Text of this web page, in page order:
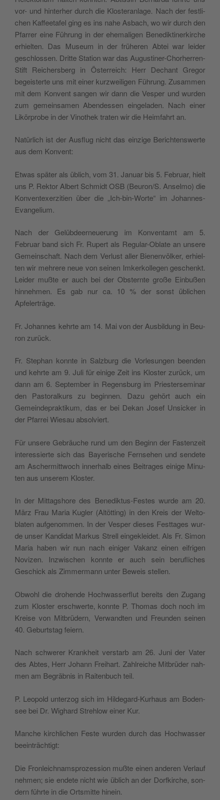
vor- und hin­te­rher durch die Klo­ste­ran­la­ge. Nach der festli­
chen Kaf­fee­ta­fel ging es ins nahe Asbach, wo wir durch den
Pfar­rer eine Füh­rung in der ehe­ma­li­gen Bene­dik­ti­ner­kir­che
erhiel­ten. Das Museum in der frü­he­ren Abtei war lei­der
geschlos­sen. Drit­te Sta­tion war das Augu­sti­ner-Cho­rher­ren-
Stift Rei­cher­sberg in Öster­reich: Herr Dechant Gre­gor
begei­ster­te uns mit einer kur­z­wei­li­gen Füh­rung. Zusam­men
mit dem Kon­vent san­gen wir dann die Vesper und wur­den
zum gemein­sa­men Aben­des­sen ein­ge­la­den. Nach einer
Likör­pro­be in der Vino­thek tra­ten wir die Heim­fahrt an.
Natür­lich ist der Ausflug nicht das ein­zi­ge Beri­ch­ten­swer­te
aus dem Konvent:
Etwas spä­ter als üblich, vom 31. Januar bis 5. Februar, hielt
uns P. Rek­tor Albert Sch­midt OSB (Beuron/S. Ansel­mo) die
Kon­ven­te­xer­zi­tien über die „Ich-bin-Wor­te“ im Johannes-
Evangelium.
Nach der Gelüb­deer­neue­rung im Kon­ven­tamt am 5.
Februar band sich Fr. Rupert als Regu­lar-Obla­te an unse­re
Gemein­schaft. Nach dem Ver­lu­st aller Bie­nen­völ­ker, erhiel­
ten wir meh­re­re neue von sei­nen Imker­kol­le­gen geschenkt.
Lei­der muß­te er auch bei der Obstern­te große Ein­bußen
hin­neh­men. Es gab nur ca. 10 % der son­st übli­chen
Apfelerträge.
Fr. Johan­nes kehr­te am 14. Mai von der Ausbil­dung in Beu­
ron zurück.
Fr. Ste­phan konn­te in Salz­burg die Vor­le­sun­gen been­den
und kehr­te am 9. Juli für eini­ge Zeit ins Klo­ster zurück, um
dann am 6. Sep­tem­ber in Regen­sburg im Prie­ster­se­mi­nar
den Pasto­ral­kurs zu begin­nen. Dazu gehört auch ein
Gemein­de­prak­ti­kum, das er bei Dekan Josef Unsic­ker in
der Pfar­rei Wie­sau absolviert.
Für unse­re Gebräu­che rund um den Beginn der Fasten­zeit
inte­res­sier­te sich das Baye­ri­sche Fern­se­hen und sen­de­te
am Ascher­mitt­woch inne­rhalb eines Bei­tra­ges eini­ge Minu­
ten aus unse­rem Kloster.
In der Mit­tag­sho­re des Bene­dik­tus-Festes wur­de am 20.
März Frau Maria Kugler (Altöt­ting) in den Kreis der Welt­o­
bla­ten auf­ge­nom­men. In der Vesper die­ses Fest­ta­ges wur­
de unser Kan­di­dat Mar­kus Strell ein­ge­klei­det. Als Fr. Simon
Maria haben wir nun nach eini­ger Vakanz einen eifri­gen
Novi­zen. Inz­wi­schen konn­te er auch sein beru­fli­ches
Geschick als Zim­mer­mann unter Beweis stellen.
Obwo­hl die dro­hen­de Hoch­was­ser­flut berei­ts den Zugang
zum Klo­ster ersch­wer­te, konn­te P. Tho­mas doch noch im
Krei­se von Mit­brü­dern, Ver­wand­ten und Freun­den sei­nen
40. Geburts­tag feiern.
Nach sch­we­rer Kran­kheit ver­starb am 26. Juni der Vater
des Abtes, Herr Johann Frei­hart. Zahl­rei­che Mit­brü­der nah­
men am Begräb­nis in Rai­ten­buch teil.
P. Leo­pold unter­zog sich im Hil­de­gard-Kurhaus am Boden­
see bei Dr. Wighard Stre­hlow einer Kur.
Man­che kir­chli­chen Feste wur­den durch das Hoch­was­ser
beeinträchtigt:
Die Fron­leich­nam­spro­zes­sion muß­te einen ande­ren Ver­lauf
neh­men; sie ende­te nicht wie üblich an der Dor­f­kir­che, son­
dern führ­te in die Orts­mit­te hinein.